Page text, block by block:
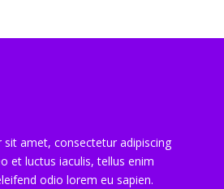
amet, consectetur adipiscing
et luctus iaculis, tellus enim
odio lorem eu sapien.